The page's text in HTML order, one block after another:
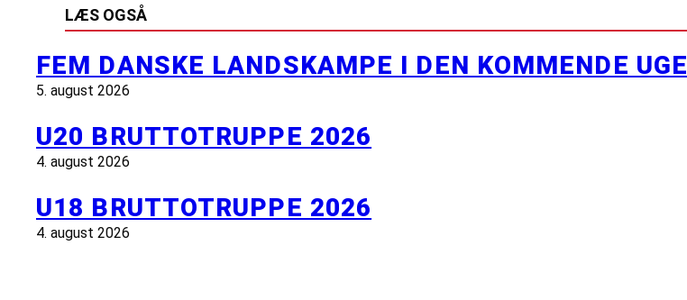
LÆS OGSÅ
FEM DANSKE LANDSKAMPE I DEN KOMMENDE UGE
5. august 2026
U20 BRUTTOTRUPPE 2026
4. august 2026
U18 BRUTTOTRUPPE 2026
4. august 2026